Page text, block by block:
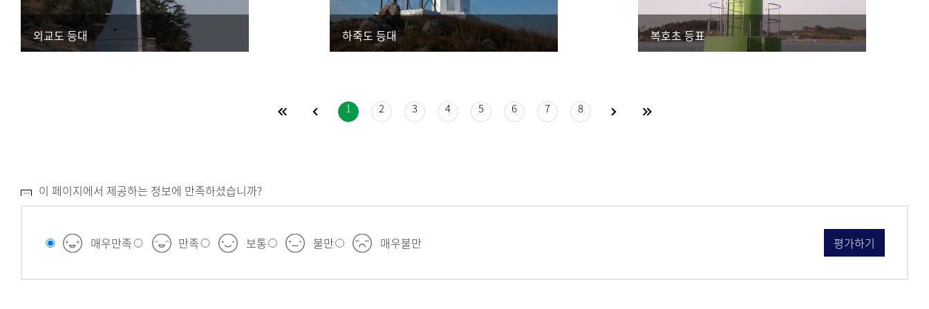
외교도 등대 하죽도 등대 복호초 등표
1 2 3 4 5 6 7 8
이 페이지에서 제공하는 정보에 만족하셨습니까?
매우만족 만족 보통 불만 매우불만